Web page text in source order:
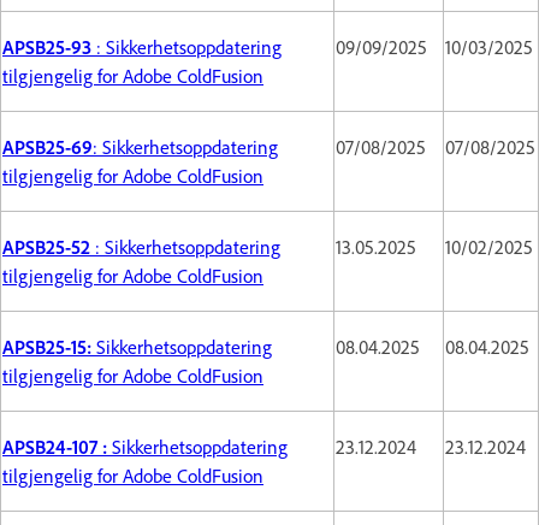
APSB25-93 : Sikkerhetsoppdatering
tilgjengelig for Adobe ColdFusion
09/09/2025 10/03/2025
APSB25-69: Sikkerhetsoppdatering
tilgjengelig for Adobe ColdFusion
07/08/2025 07/08/2025
APSB25-52 : Sikkerhetsoppdatering
tilgjengelig for Adobe ColdFusion
13.05.2025 10/02/2025
APSB25-15: Sikkerhetsoppdatering
tilgjengelig for Adobe ColdFusion
08.04.2025 08.04.2025
APSB24-107 : Sikkerhetsoppdatering
tilgjengelig for Adobe ColdFusion
23.12.2024 23.12.2024